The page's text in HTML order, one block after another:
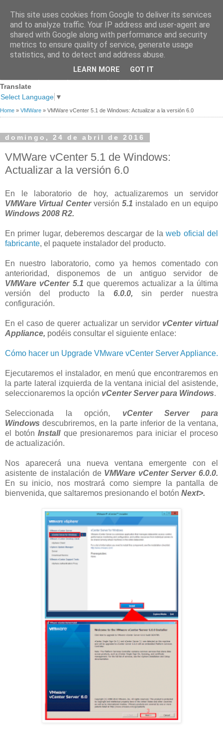
Premios
Links de
Contacto
Translate
Select Language ▼
Home » VMWare » VMWare vCenter 5.1 de Windows: Actualizar a la versión 6.0
domingo, 24 de abril de 2016
VMWare vCenter 5.1 de Windows:
Actualizar a la versión 6.0
En le laboratorio de hoy, actualizaremos un servidor
VMWare Virtual Centerversión 5.1 instalado en un equipo
Windows 2008 R2.
En primer lugar, deberemos descargar de laweb oficial del
fabricante, el paquete instalador del producto.
En nuestro laboratorio, como ya hemos comentado con
anterioridad, disponemos de un antiguo servidor de
VMWare vCenter 5.1 que queremos actualizar a la última
versión del producto la 6.0.0, sin perder nuestra
configuración.
En el caso de querer actualizar un servidor vCenter virtual
Appliance, podéis consultar el siguiente enlace:
Cómo hacer un Upgrade VMware vCenter Server Appliance.
Ejecutaremos el instalador, en menú que encontraremos en
la parte lateral izquierda de la ventana inicial del asistende,
seleccionaremos la opción vCenter Serverpara Windows.
Seleccionada la opción, vCenter Server para
Windows descubriremos, en la parte inferior de la ventana,
el botón Installque presionaremos para iniciar el proceso
de actualización.
Nos aparecerá una nueva ventana emergente con el
asistente de instalación de VMWare vCenter Server 6.0.0.
En su inicio, nos mostrará como siempre la pantalla de
bienvenida, que saltaremos presionando el botón Next>.
This site uses cookies from Google to deliver its services
and to analyze traffic. Your IP address and user-agent are
shared with Google along with performance and security
metrics to ensure quality of service, generate usage
statistics, and to detect and address abuse.
LEARN MORE GOT IT